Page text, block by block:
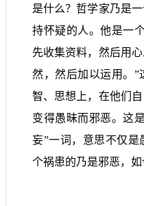
是什么？哲学家乃是
持怀疑的人。他是一
先收集资料，然后用
然，然后加以运用。”
智、思想上，在他们
变得愚昧而邪恶。这
妄”一词，意思不仅
个祸患的乃是邪恶，如